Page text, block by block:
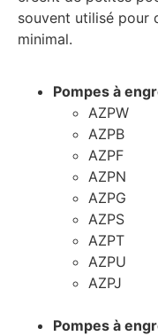
souvent utilisé pour
minimal.
Pompes à
AZPW
AZPB
AZPF
AZPN
AZPG
AZPS
AZPT
AZPU
AZPJ
Pompes à